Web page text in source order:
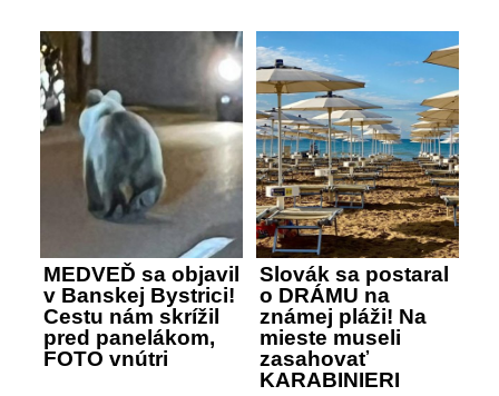
MEDVEĎ sa objavil
v Banskej Bystrici!
Cestu nám skrížil
pred panelákom,
FOTO vnútri
Slovák sa postaral
o DRÁMU na
známej pláži! Na
mieste museli
zasahovať
KARABINIERI